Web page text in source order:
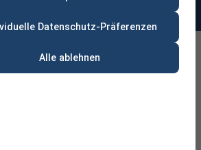
Set für 1 PV-
UND KANN NICHT
Datenschutz-Präferenzen
Alle ablehnen